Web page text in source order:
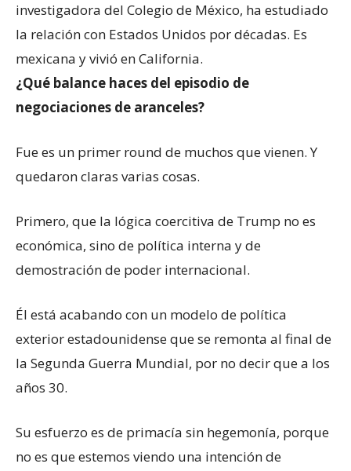
investigadora del Colegio de México, ha estudiado
la relación con Estados Unidos por décadas. Es
mexicana y vivió en California.
¿Qué balance haces del episodio de
negociaciones de aranceles?
Fue es un primer round de muchos que vienen. Y
quedaron claras varias cosas.
Primero, que la lógica coercitiva de Trump no es
económica, sino de política interna y de
demostración de poder internacional.
Él está acabando con un modelo de política
exterior estadounidense que se remonta al final de
la Segunda Guerra Mundial, por no decir que a los
años 30.
Su esfuerzo es de primacía sin hegemonía, porque
no es que estemos viendo una intención de